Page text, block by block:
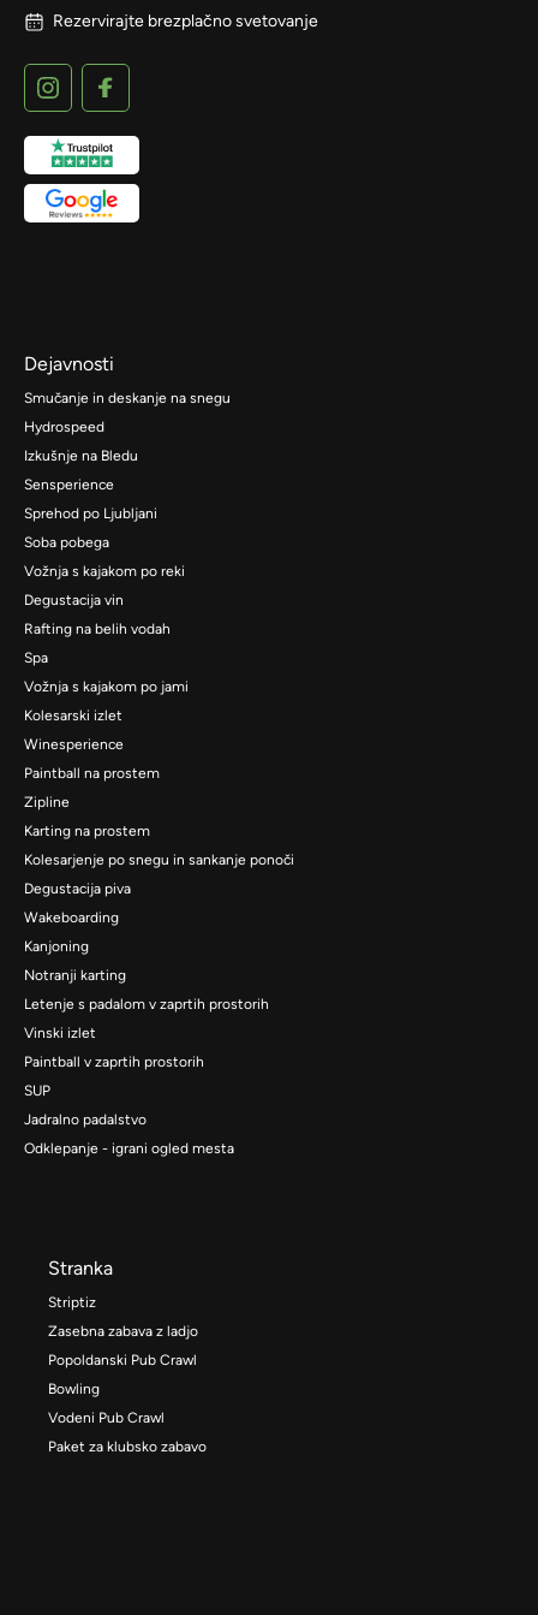
Rezervirajte brezplačno svetovanje
Dejavnosti
Smučanje in deskanje na snegu
Hydrospeed
Izkušnje na Bledu
Sensperience
Sprehod po Ljubljani
Soba pobega
Vožnja s kajakom po reki
Degustacija vin
Rafting na belih vodah
Spa
Vožnja s kajakom po jami
Kolesarski izlet
Winesperience
Paintball na prostem
Zipline
Karting na prostem
Kolesarjenje po snegu in sankanje ponoči
Degustacija piva
Wakeboarding
Kanjoning
Notranji karting
Letenje s padalom v zaprtih prostorih
Vinski izlet
Paintball v zaprtih prostorih
SUP
Jadralno padalstvo
Odklepanje - igrani ogled mesta
Stranka
Striptiz
Zasebna zabava z ladjo
Popoldanski Pub Crawl
Bowling
Vodeni Pub Crawl
Paket za klubsko zabavo